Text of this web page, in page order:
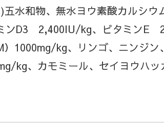
水和物、無水ヨウ素酸カルシウ
ンD3 2,400IU/kg、ビタミンE
1000mg/kg、リンゴ、ニンジン
kg、カモミール、セイヨウハッ